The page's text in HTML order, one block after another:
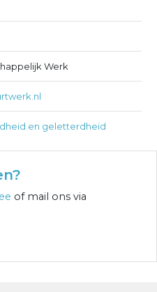
Werk
en geletterdheid
of mail ons via